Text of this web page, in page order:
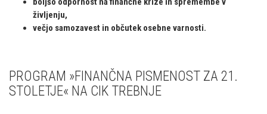
življenju,
večjo samozavest in občutek osebne varnosti.
PROGRAM »FINANČNA PISMENOST ZA 21.
STOLETJE« NA CIK TREBNJE